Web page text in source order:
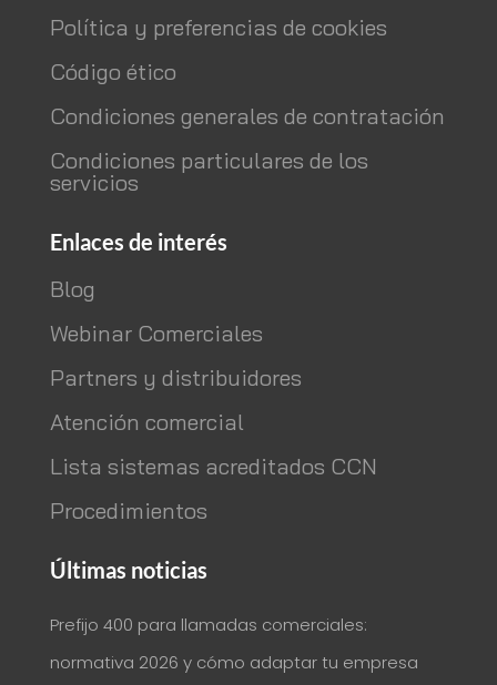
Política y preferencias de cookies
Código ético
Condiciones generales de contratación
Condiciones particulares de los
servicios
Enlaces de interés
Blog
Webinar Comerciales
Partners y distribuidores
Atención comercial
Lista sistemas acreditados CCN
Procedimientos
Últimas noticias
Prefijo 400 para llamadas comerciales:
normativa 2026 y cómo adaptar tu empresa